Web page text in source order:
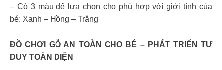
– Có 3 màu để lựa chọn cho phù hợp với giới tính của
bé: Xanh – Hồng – Trắng
ĐỒ CHƠI GỖ AN TOÀN CHO BÉ – PHÁT TRIỂN TƯ
DUY TOÀN DIỆN